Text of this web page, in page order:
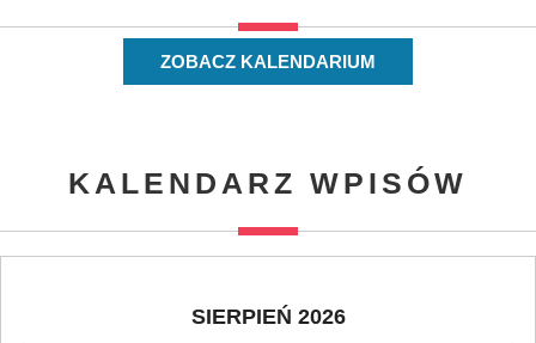
ZOBACZ KALENDARIUM
KALENDARZ WPISÓW
SIERPIEŃ 2026